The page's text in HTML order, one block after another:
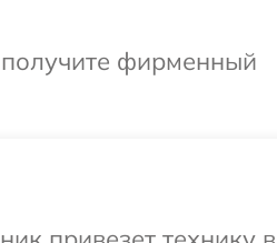
фирменный